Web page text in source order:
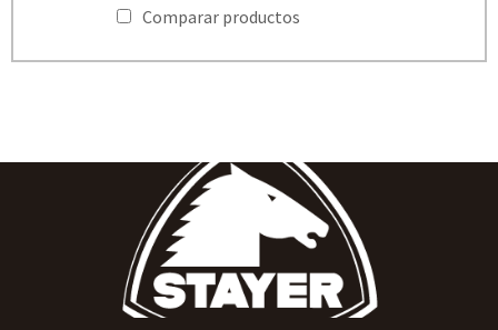
Comparar productos